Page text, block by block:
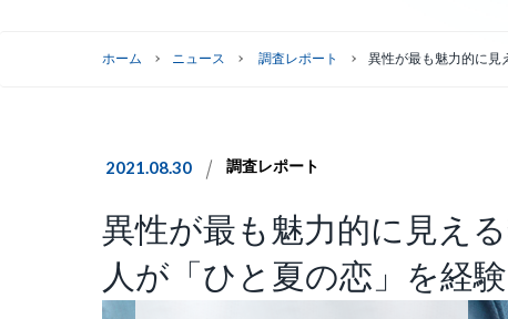
株主総会情報
ホーム ニュース 調査レポート 異性が最も魅力的に見
2021.08.30 調査レポート
異性が最も魅力的に見え
人が「ひと夏の恋」を経